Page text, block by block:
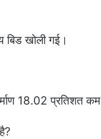
बिड खोली गई।
18.02 प्रतिशत कम